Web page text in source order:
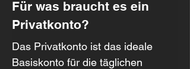
Für was braucht es ein
Privatkonto?
Das Privatkonto ist das ideale
Basiskonto für die täglichen